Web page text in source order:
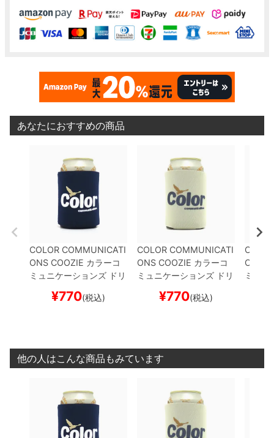
あなたにおすすめの商品
COLOR COMMUNICATI
ONS COOZIE カラーコ
ミュニケーションズ ドリ
NAVYスケートボー
¥770(税込)
COLOR COMMUNICATI
ONS COOZIE カラーコ
ミュニケーションズ ドリ
KHAKI スケートボー
¥770(税込)
ONS
ミュニ
他の人はこんな商品もみています